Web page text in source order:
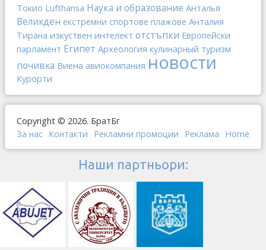
Токио Lufthansa Наука и образование Анталья
Великден екстремни спортове плажове Анталия
Тирана изкуствен интелект отстъпки Европейски
парламент Египет Археология кулинарный туризм
почивка Виена авиокомпания новости
Курорти
Copyright © 2026. БратБг
За нас Контакти Рекламни промоции Реклама Home
Наши партньори: